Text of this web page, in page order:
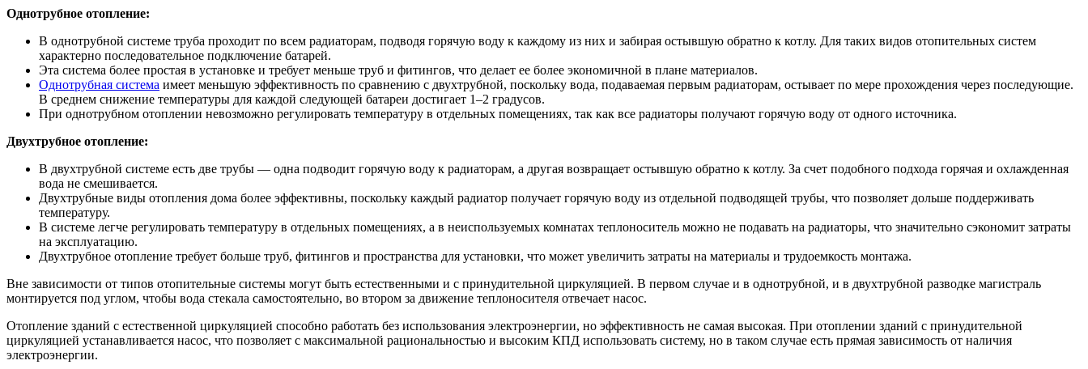
Однотрубное отопление:
В однотрубной системе труба проходит по всем радиаторам, подводя горячую воду к каждому из них и забирая остывшую обратно к котлу. Для таких видов отопительных систем
характерно последовательное подключение батарей.
Эта система более простая в установке и требует меньше труб и фитингов, что делает ее более экономичной в плане материалов.
Однотрубная система имеет меньшую эффективность по сравнению с двухтрубной, поскольку вода, подаваемая первым радиаторам, остывает по мере прохождения через последующие.
В среднем снижение температуры для каждой следующей батареи достигает 1–2 градусов.
При однотрубном отоплении невозможно регулировать температуру в отдельных помещениях, так как все радиаторы получают горячую воду от одного источника.
Двухтрубное отопление:
В двухтрубной системе есть две трубы — одна подводит горячую воду к радиаторам, а другая возвращает остывшую обратно к котлу. За счет подобного подхода горячая и охлажденная
вода не смешивается.
Двухтрубные виды отопления дома более эффективны, поскольку каждый радиатор получает горячую воду из отдельной подводящей трубы, что позволяет дольше поддерживать
температуру.
В системе легче регулировать температуру в отдельных помещениях, а в неиспользуемых комнатах теплоноситель можно не подавать на радиаторы, что значительно сэкономит затраты
на эксплуатацию.
Двухтрубное отопление требует больше труб, фитингов и пространства для установки, что может увеличить затраты на материалы и трудоемкость монтажа.
Вне зависимости от типов отопительные системы могут быть естественными и с принудительной циркуляцией. В первом случае и в однотрубной, и в двухтрубной разводке магистраль
монтируется под углом, чтобы вода стекала самостоятельно, во втором за движение теплоносителя отвечает насос.
Отопление зданий с естественной циркуляцией способно работать без использования электроэнергии, но эффективность не самая высокая. При отоплении зданий с принудительной
циркуляцией устанавливается насос, что позволяет с максимальной рациональностью и высоким КПД использовать систему, но в таком случае есть прямая зависимость от наличия
электроэнергии.